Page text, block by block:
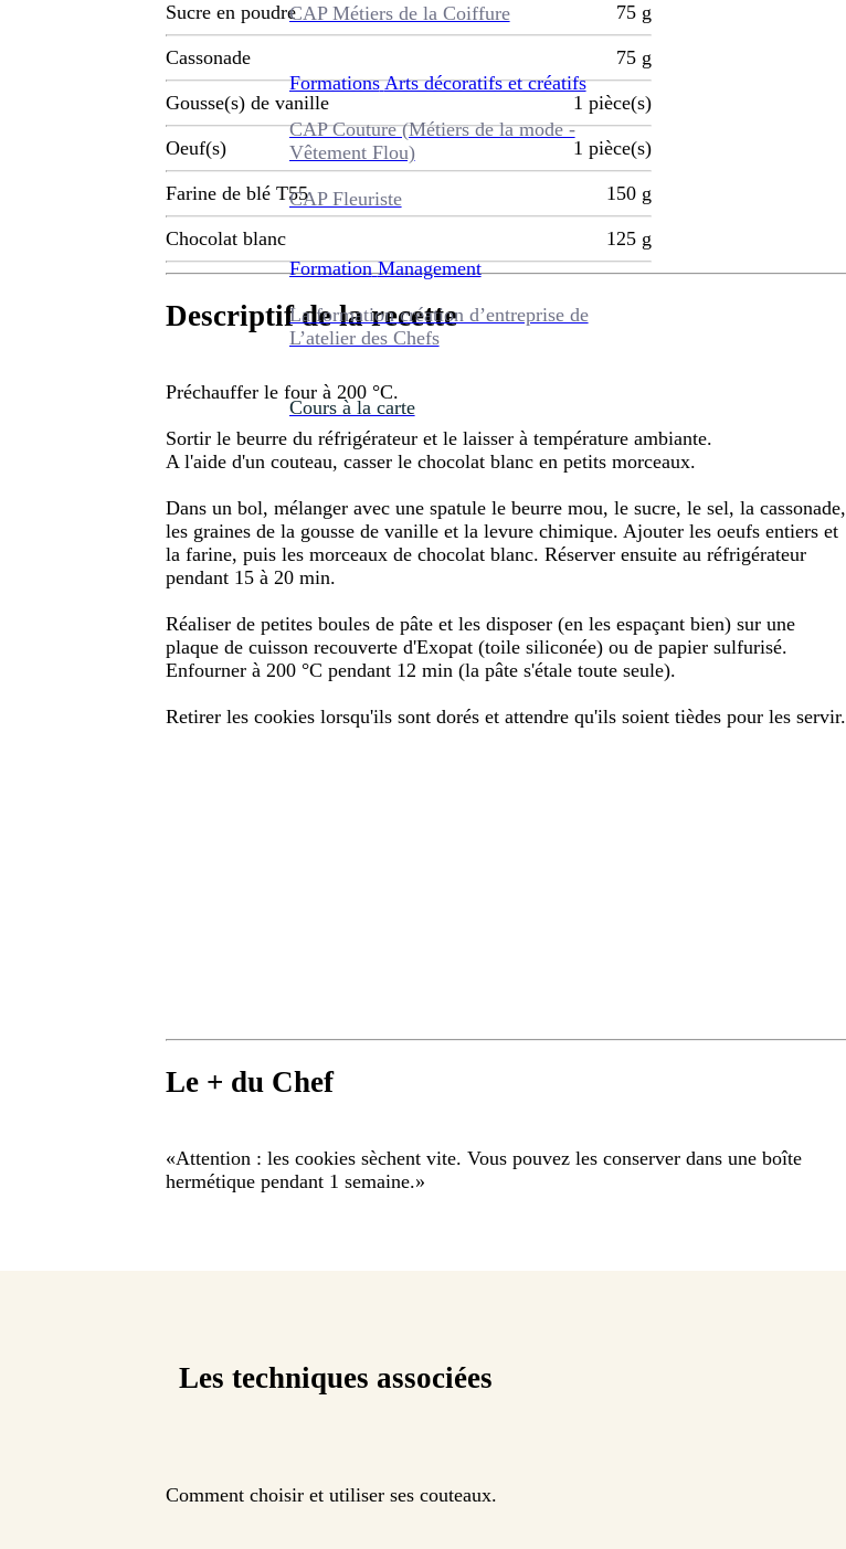
CAP Métiers de la Coiffure
Formations Arts décoratifs et créatifs
CAP Couture (Métiers de la mode -
Vêtement Flou)
CAP Fleuriste
Formation Management
La formation création d’entreprise de
L’atelier des Chefs
Cours à la carte
Sucre en poudre 75 g
Cassonade 75 g
Gousse(s) de vanille 1 pièce(s)
Oeuf(s) 1 pièce(s)
Farine de blé T55 150 g
Chocolat blanc 125 g
Descriptif de la recette
Préchauffer le four à 200 °C.
Sortir le beurre du réfrigérateur et le laisser à température ambiante.
A l'aide d'un couteau, casser le chocolat blanc en petits morceaux.
Dans un bol, mélanger avec une spatule le beurre mou, le sucre, le sel, la cassonade,
les graines de la gousse de vanille et la levure chimique. Ajouter les oeufs entiers et
la farine, puis les morceaux de chocolat blanc. Réserver ensuite au réfrigérateur
pendant 15 à 20 min.
Réaliser de petites boules de pâte et les disposer (en les espaçant bien) sur une
plaque de cuisson recouverte d'Exopat (toile siliconée) ou de papier sulfurisé.
Enfourner à 200 °C pendant 12 min (la pâte s'étale toute seule).
Retirer les cookies lorsqu'ils sont dorés et attendre qu'ils soient tièdes pour les servir.
Le + du Chef
«Attention : les cookies sèchent vite. Vous pouvez les conserver dans une boîte
hermétique pendant 1 semaine.»
Les techniques associées
Comment choisir et utiliser ses couteaux.